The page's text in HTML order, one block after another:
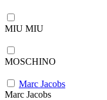
MIU MIU
MOSCHINO
Marc Jacobs
Marc Jacobs